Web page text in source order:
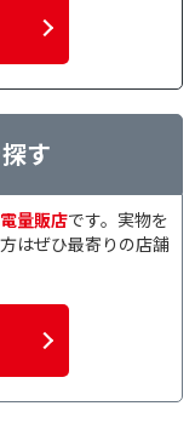
す
量販店です。実物を
はぜひ最寄りの店舗